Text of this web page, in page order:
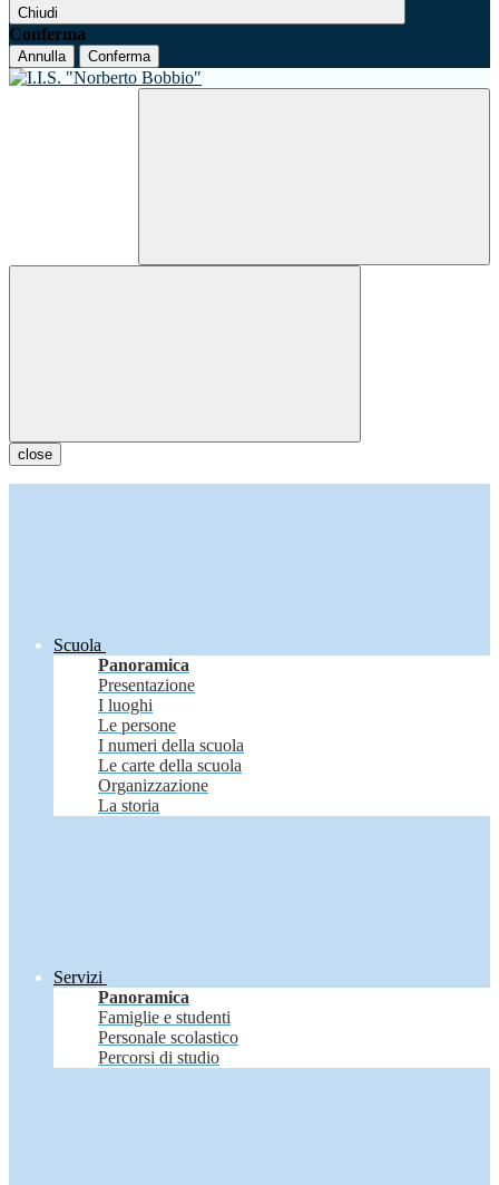
Chiudi
Conferma
Annulla Conferma
close
Scuola
Panoramica
Presentazione
I luoghi
Le persone
I numeri della scuola
Le carte della scuola
Organizzazione
La storia
Servizi
Panoramica
Famiglie e studenti
Personale scolastico
Percorsi di studio